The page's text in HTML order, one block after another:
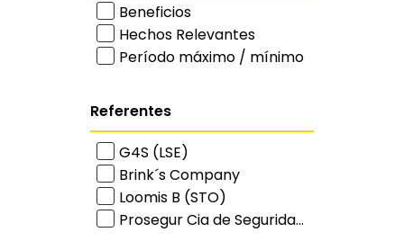
Beneficios
Hechos Relevantes
Período máximo / mínimo
Referentes
G4S (LSE)
Brink´s Company
Loomis B (STO)
Prosegur Cia de Segurida...